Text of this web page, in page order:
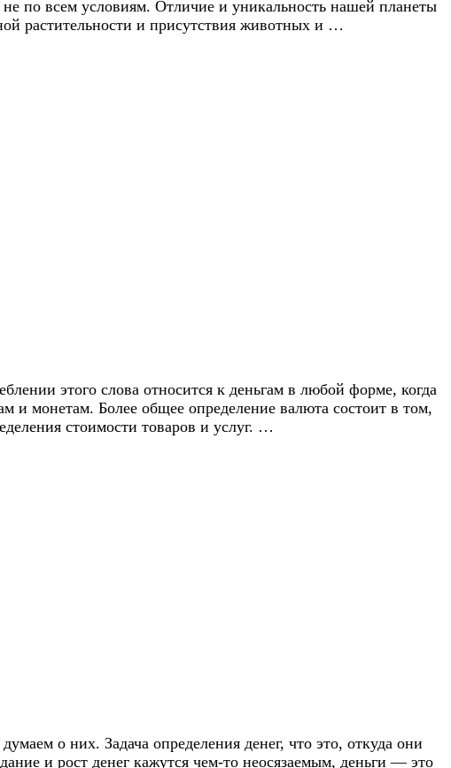
по всем условиям. Отличие и уникальность нашей планеты
растительности и присутствия животных и …
этого слова относится к деньгам в любой форме, когда
и монетам. Более общее определение валюта состоит в том,
стоимости товаров и услуг. …
о них. Задача определения денег, что это, откуда они
и рост денег кажутся чем-то неосязаемым, деньги — это